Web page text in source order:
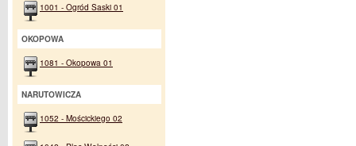
1001 - Ogród Saski 01
OKOPOWA
1081 - Okopowa 01
NARUTOWICZA
1052 - Mościckiego 02